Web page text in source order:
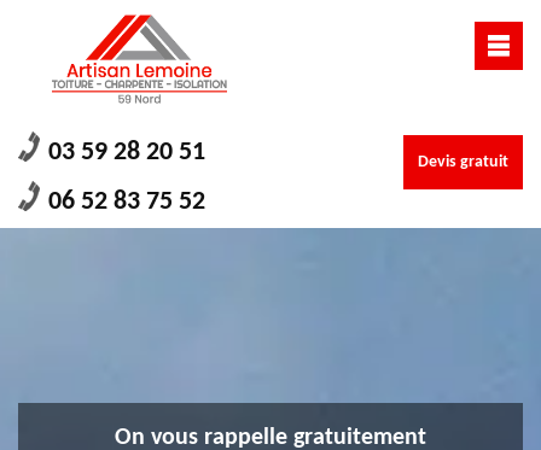
03 59 28 20 51
06 52 83 75 52
Devis gratuit
On vous rappelle gratuitement